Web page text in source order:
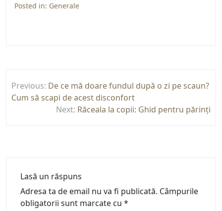
Posted in: Generale
în
Previous: De ce mă doare fundul după o zi pe scaun?
Cum să scapi de acest disconfort
Next: Răceala la copii: Ghid pentru părinți
Lasă un răspuns
Adresa ta de email nu va fi publicată. Câmpurile
obligatorii sunt marcate cu *